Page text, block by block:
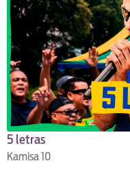
5 letras
Kamisa 10